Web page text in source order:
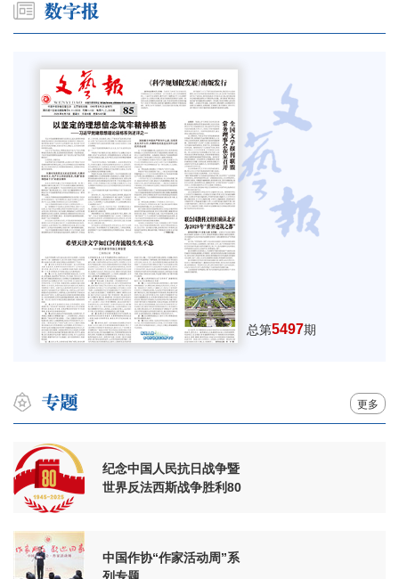
总第5497期
更多
纪念中国人民抗日战争暨
世界反法西斯战争胜利80
中国作协“作家活动周”系